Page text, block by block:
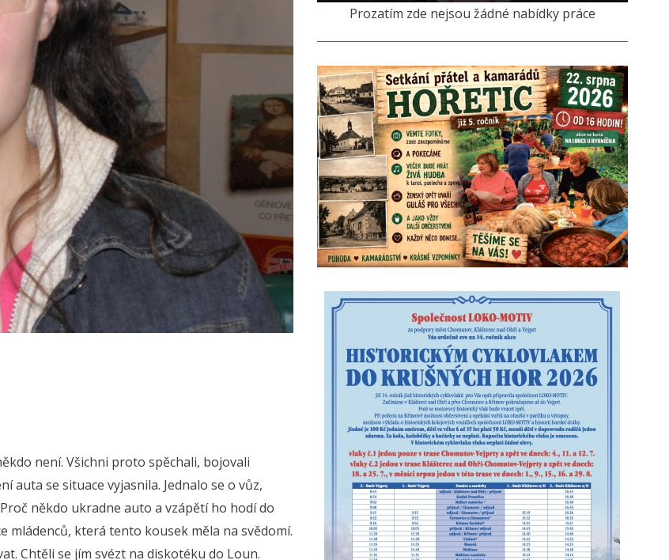
není. Všichni proto spěchali, bojovali
auta se situace vyjasnila. Jednalo se o vůz,
někdo ukradne auto a vzápětí ho hodí do
mládenců, která tento kousek měla na svědomí.
Chtěli se jím svézt na diskotéku do Loun.
Prozatím zde nejsou žádné nabídky práce